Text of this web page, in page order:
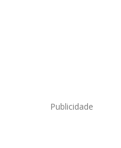
Publicidade